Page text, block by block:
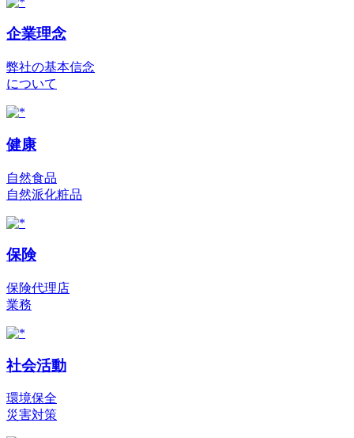
企業理念
弊社の基本信念
について
健康
自然食品
自然派化粧品
保険
保険代理店
業務
社会活動
環境保全
災害対策